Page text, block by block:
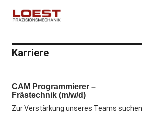
Karriere
CAM Programmierer –
Frästechnik (m/w/d)
Zur Verstärkung unseres Teams suchen